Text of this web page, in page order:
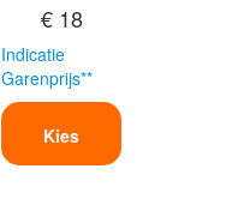
€ 18
Indicatie
Garenprijs**
Kies